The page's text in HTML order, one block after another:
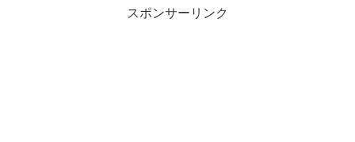
スポンサーリンク